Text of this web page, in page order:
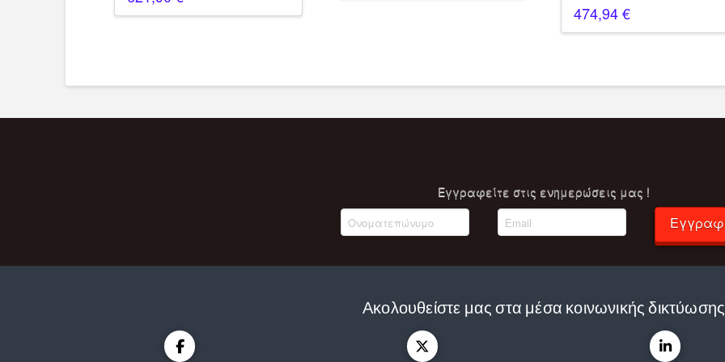
474,94€
Eγγραφείτε στις ενημερώσεις μας !
Ακολουθείστε μας στα μέσα κοινωνικής δικτύωσης